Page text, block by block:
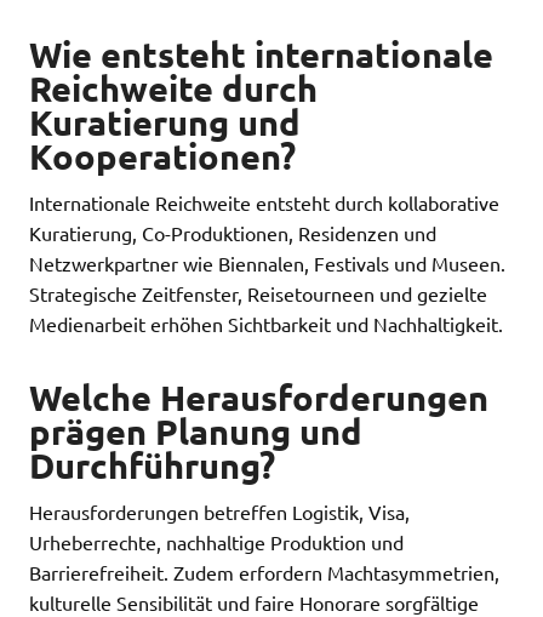
Wie entsteht internationale
Reichweite durch
Kuratierung und
Kooperationen?
Internationale Reichweite entsteht durch kollaborative
Kuratierung, Co-Produktionen, Residenzen und
Netzwerkpartner wie Biennalen, Festivals und Museen.
Strategische Zeitfenster, Reisetourneen und gezielte
Medienarbeit erhöhen Sichtbarkeit und Nachhaltigkeit.
Welche Herausforderungen
prägen Planung und
Durchführung?
Herausforderungen betreffen Logistik, Visa,
Urheberrechte, nachhaltige Produktion und
Barrierefreiheit. Zudem erfordern Machtasymmetrien,
kulturelle Sensibilität und faire Honorare sorgfältige